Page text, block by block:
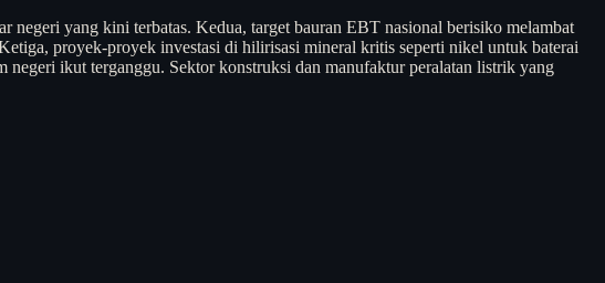
yang kini terbatas. Kedua, target bauran EBT nasional berisiko melambat
proyek-proyek investasi di hilirisasi mineral kritis seperti nikel untuk baterai
ikut terganggu. Sektor konstruksi dan manufaktur peralatan listrik yang